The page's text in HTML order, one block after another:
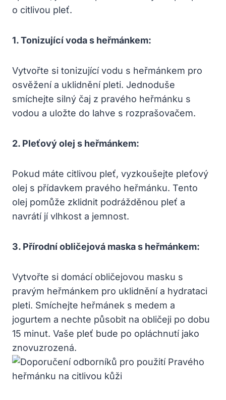
o citlivou pleť.
1. Tonizující voda s heřmánkem:
Vytvořte si tonizující vodu s heřmánkem pro
osvěžení a uklidnění pleti. Jednoduše
smíchejte silný čaj z pravého heřmánku s
vodou a uložte do lahve s rozprašovačem.
2. Pleťový olej s heřmánkem:
Pokud máte citlivou pleť, vyzkoušejte pleťový
olej s přídavkem pravého heřmánku. Tento
olej pomůže zklidnit podrážděnou pleť a
navrátí jí vlhkost a jemnost.
3. Přírodní obličejová maska s heřmánkem:
Vytvořte si domácí obličejovou masku s
pravým heřmánkem pro uklidnění a hydrataci
pleti. Smíchejte heřmánek s medem a
jogurtem a nechte působit na obličeji po dobu
15 minut. Vaše pleť bude po opláchnutí jako
znovuzrozená.